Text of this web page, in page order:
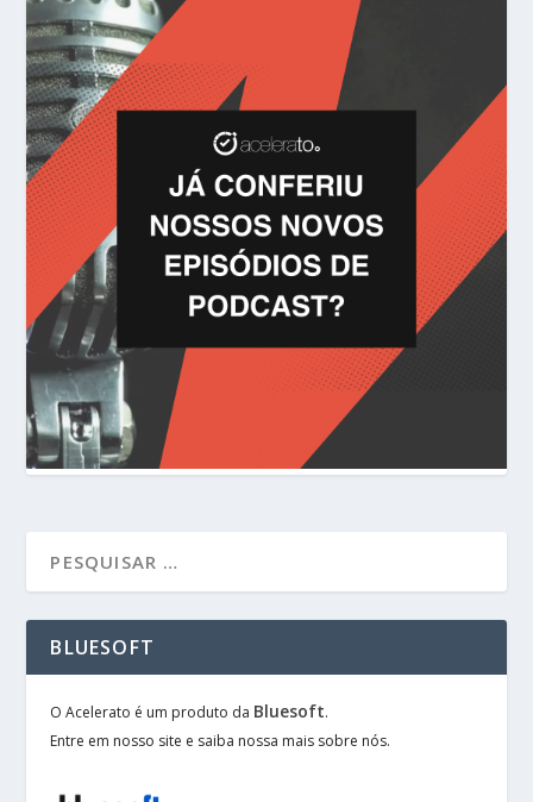
BLUESOFT
O Acelerato é um produto da Bluesoft.
Entre em nosso site e saiba nossa mais sobre nós.